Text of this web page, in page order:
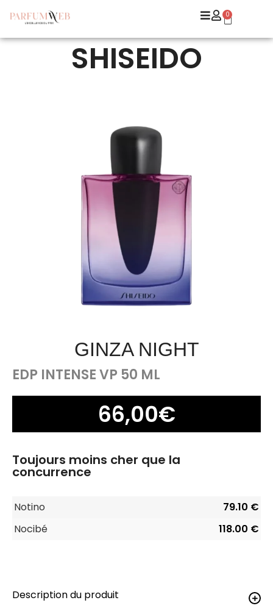
0
SHISEIDO
GINZA NIGHT
EDP INTENSE VP 50 ML
66,00€
Toujours moins cher que la
concurrence
Notino
79.10 €
Nocibé
118.00 €
Description du produit